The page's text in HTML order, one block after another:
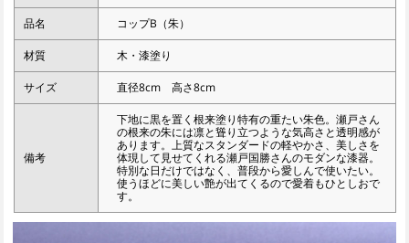
品名 コップB（朱）
材質 木・漆塗り
サイズ 直径8cm 高さ8cm
備考
下地に黒を置く根来塗り特有の重たい朱色。瀬戸さん
の根来の朱には凛と聳り立つような気高さと透明感が
あります。上質なスタンダードの軽やかさ、美しさを
体現して見せてくれる瀬戸国勝さんのモダンな漆器。
特別な日だけではなく、普段から愛しんで使いたい。
使うほどに美しい艶が出てくるので愛着もひとしおで
す。